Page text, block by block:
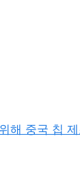
해 중국 칩